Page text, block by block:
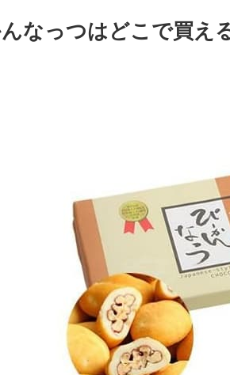
なっつはどこで買え